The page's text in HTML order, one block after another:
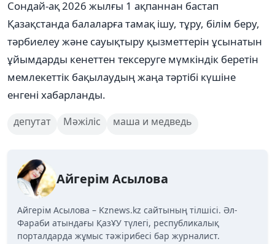
Сондай-ақ 2026 жылғы 1 ақпаннан бастап
Қазақстанда балаларға тамақ ішу, тұру, білім беру,
тәрбиелеу және сауықтыру қызметтерін ұсынатын
ұйымдарды кенеттен тексеруге мүмкіндік беретін
мемлекеттік бақылаудың жаңа тәртібі күшіне
енгені хабарланды.
депутат Мәжіліс маша и медведь
Айгерім Асылова
Айгерім Асылова – Kznews.kz сайтының тілшісі. Әл-
Фараби атындағы ҚазҰУ түлегі, республикалық
порталдарда жұмыс тәжірибесі бар журналист.